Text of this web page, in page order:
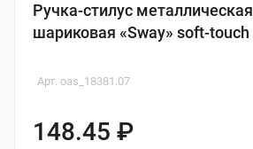
Ручка-стилус металлическая
шариковая «Sway» soft-touch
Арт. oas_18381.07
148.45 ₽